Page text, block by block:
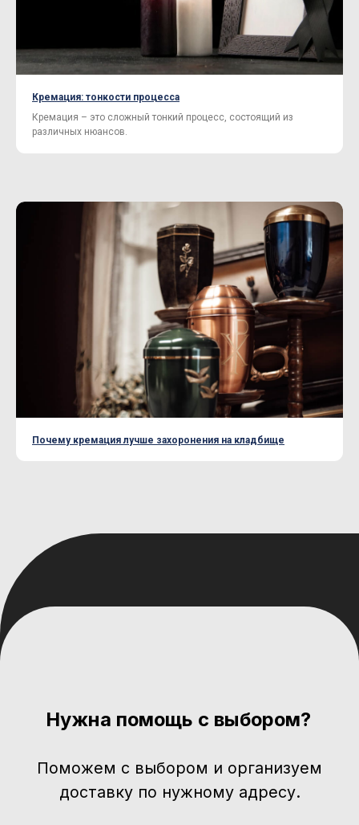
Кремация: тонкости процесса
Кремация – это сложный тонкий процесс, состоящий из
различных нюансов.
Почему кремация лучше захоронения на кладбище